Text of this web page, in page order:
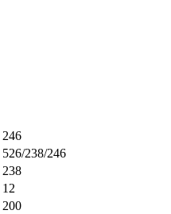
246
526/238/246
238
12
200